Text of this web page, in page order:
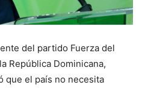
del partido Fuerza del
República Dominicana,
que el país no necesita